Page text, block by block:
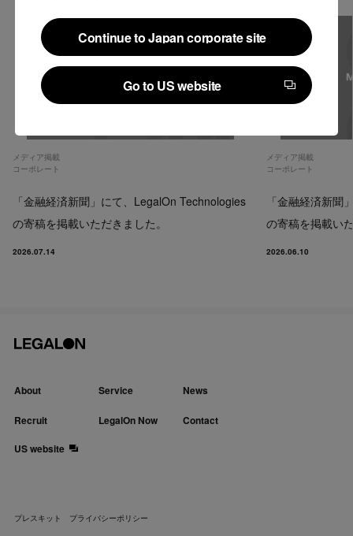
Continue to Japan corporate site
Continue to Japan corporate site
Go to US website
Go to US website
メディア掲載
コーポレート
「金融経済新聞」にて、LegalOn Technologies
の寄稿を掲載いただきました。
2026.07.14
メディア掲載
コーポレート
「金融経済新聞
の寄稿を掲載い
2026.06.10
About Service News
Recruit LegalOn Now
Contact
US website
プレスキット プライバシーポリシー